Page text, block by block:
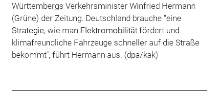
Württembergs Verkehrsminister Winfried Hermann
(Grüne) der Zeitung. Deutschland brauche "eine
Strategie, wie man Elektromobilitätfördert und
klimafreundliche Fahrzeuge schneller auf die Straße
bekommt", führt Hermann aus. (dpa/kak)